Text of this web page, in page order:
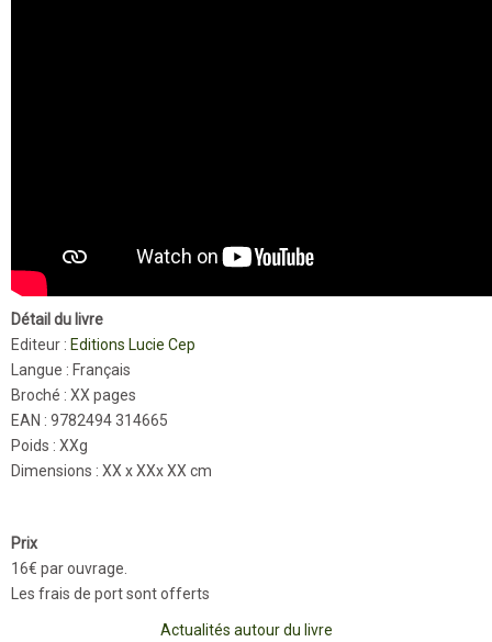
Détail du livre
Editeur : Editions Lucie Cep
Langue : Français
Broché : XX pages
EAN : 9782494 314665
Poids : XXg
Dimensions : XX x XXx XX cm
Prix
16€ par ouvrage.
Les frais de port sont offerts
Actualités autour du livre